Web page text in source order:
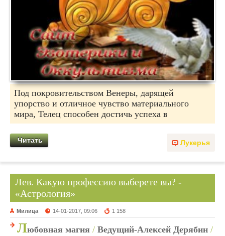
Под покровительством Венеры, дарящей
упорство и отличное чувство материального
мира, Телец способен достичь успеха в
Лукерья
Читать
Лев. Какую профессию выберете вы? -
«Астрология»
Милица 14-01-2017, 09:06 1 158
Любовная магия / Ведущий-Алексей Дерябин /